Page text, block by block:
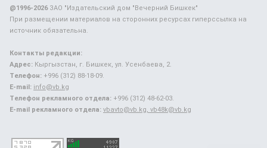
@1996-2026ЗАО "Издательский дом "Вечерний Бишкек"
При размещении материалов на сторонних ресурсах гиперссылка на
источник обязательна.
Контакты редакции:
Адрес: Кыргызстан, г. Бишкек, ул. Усенбаева, 2.
Телефон: +996 (312) 88-18-09.
E-mail: info@vb.kg
Телефон рекламного отдела: +996 (312) 48-62-03.
E-mail рекламного отдела: vbavto@vb.kg, vb48k@vb.kg